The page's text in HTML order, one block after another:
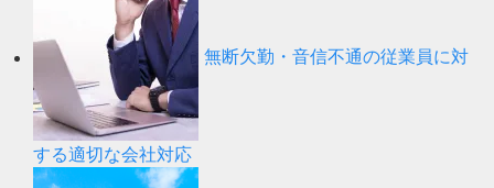
無断欠勤・音信不通の従業員に対
する適切な会社対応